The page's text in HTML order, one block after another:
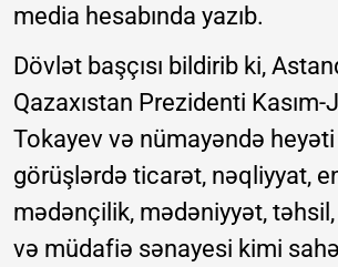
media hesabında yazıb.
Dövlət başçısı bildirib ki,
Qazaxıstan Prezidenti
Tokayev və nümayəndə
görüşlərdə ticarət, nəqliyyat,
mədənçilik, mədəniyyət,
və müdafiə sənayesi kimi